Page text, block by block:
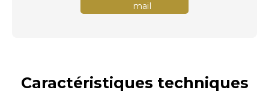
mail
Caractéristiques techniques